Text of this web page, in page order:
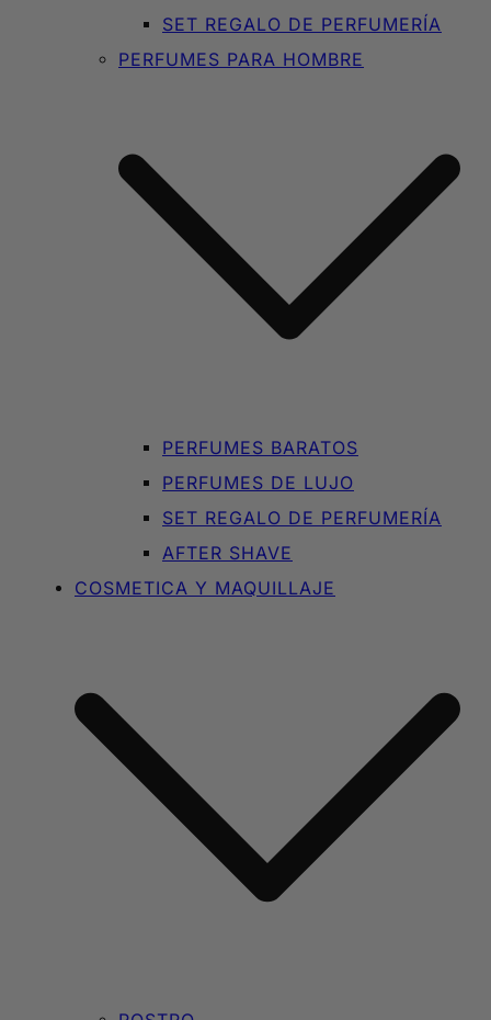
SET REGALO DE PERFUMERÍA
PERFUMES PARA HOMBRE
PERFUMES BARATOS
PERFUMES DE LUJO
SET REGALO DE PERFUMERÍA
AFTER SHAVE
COSMETICA Y MAQUILLAJE